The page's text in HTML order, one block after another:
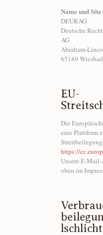
Name und
DEURAG
Deutsche
AG
Abraham-
65189
EU-
Die
eine Plattform
https://
Unsere E-Mail-
oben im